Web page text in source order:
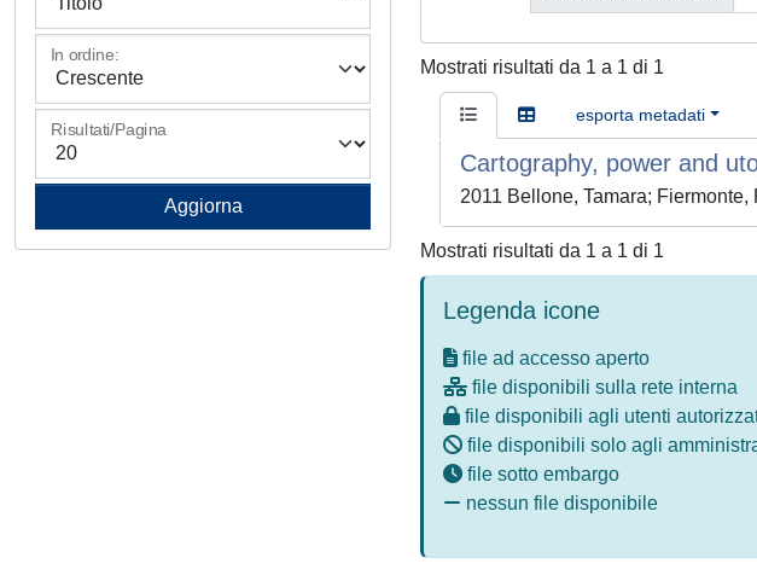
In ordine:
Risultati/Pagina
Mostrati risultati da 1 a 1 di 1
esporta metadati
Cartography, power and
2011 Bellone, Tamara; Fiermonte,
Mostrati risultati da 1 a 1 di 1
Legenda icone
file ad accesso aperto
file disponibili sulla rete interna
file disponibili agli utenti
file disponibili solo agli
file sotto embargo
nessun file disponibile